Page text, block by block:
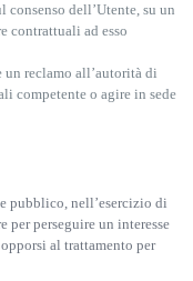
dell’Utente, su un
contrattuali ad esso
un reclamo all’autorità di
competente o agire in sede
pubblico, nell’esercizio di
perseguire un interesse
al trattamento per